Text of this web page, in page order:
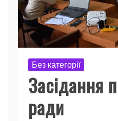
Без категорії
Засідання
ради